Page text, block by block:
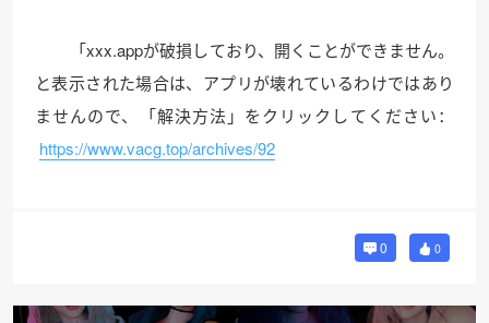
「xxx.appが破損しており、開くことができません。
と表示された場合は、アプリが壊れているわけではあり
ませんので、「解決方法」をクリックしてください：
https://www.vacg.top/archives/92
0 0